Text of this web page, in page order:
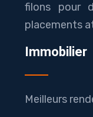
filons pour
placements
Immobilier
Meilleurs